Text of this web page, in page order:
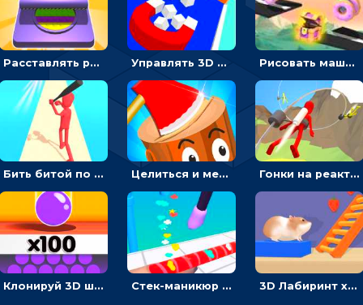
Расставлять резиновые кубики, чтобы делать поп-ит - гиперказуальные Управлять 3D магнитом, чтобы собирать фигуры и сбрасывать в пропасть Рисовать машину и выигрывать гонку - для мальчиков
Бить битой по шарику, чтобы сбивать кубики с буквами на пути к финишу - 3D Целиться и метать топор в 3D мишени Гонки на реактивном ранце: избегать преград, чтобы лететь к финишу
Клонируй 3D шарики и сливай их в воронку Стек-маникюр для девочек: красить ногти и избегать пил 3D Лабиринт хомяка: проходить полосу препятствий, чтобы получать вкусняшки